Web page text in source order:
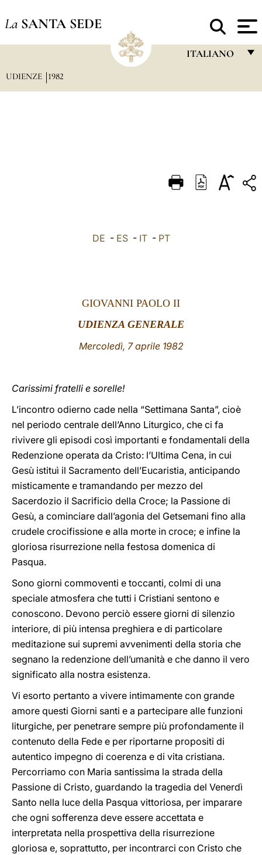
La SANTA SEDE
ITALIANO
DEUTSCH
UDIENZE 1982
DE - ES- IT- PT
GIOVANNI PAOLO II
UDIENZA GENERALE
Mercoledì, 7 aprile 1982
Carissimi fratelli e sorelle!
L’incontro odierno cade nella “Settimana Santa”, cioè
nel periodo centrale dell’Anno Liturgico, che ci fa
rivivere gli episodi così importanti e fondamentali della
Redenzione operata da Cristo: l’Ultima Cena, in cui
Gesù istituì il Sacramento dell’Eucaristia, anticipando
misticamente e tramandando per mezzo del
Sacerdozio il Sacrificio della Croce; la Passione di
Gesù, a cominciare dall’agonia del Getsemani fino alla
crudele crocifissione e alla morte in croce; e infine la
gloriosa risurrezione nella festosa domenica di
Pasqua.
Sono giorni commoventi e toccanti, colmi di una
speciale atmosfera che tutti i Cristiani sentono e
conoscono. Devono perciò essere giorni di silenzio
interiore, di più intensa preghiera e di particolare
meditazione sui supremi avvenimenti della storia che
segnano la redenzione dell’umanità e che danno il vero
significato alla nostra esistenza.
Vi esorto pertanto a vivere intimamente con grande
amore questi Giorni santi e a partecipare alle funzioni
liturgiche, per penetrare sempre più profondamente il
contenuto della Fede e per riportarne propositi di
autentico impegno di coerenza e di vita cristiana.
Percorriamo con Maria santissima la strada della
Passione di Cristo, guardando la tragedia del Venerdì
Santo nella luce della Pasqua vittoriosa, per imparare
che ogni sofferenza deve essere accettata e
interpretata nella prospettiva della risurrezione
gloriosa e, soprattutto, per incontrarci con Cristo che